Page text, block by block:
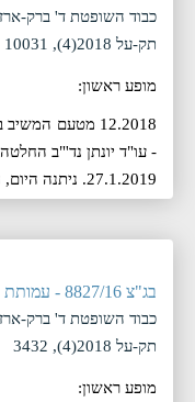
כבוד השופטת ד' ברק-ארז
תק-על 2018(4), 10031
מופע ראשון:
12.2018 מטעם המשיב בשם העותרת - עו"ד
- עו"ד יונתן נד'"ב
27.1.2019. ניתנה היום, ‏ה' בטבת התשע"ט (‏13.12.2018).
בג"צ 8827/16 - עמותת נפש החיים נ' המנהל האזרחי באיו"ש
כבוד השופטת ד' ברק-ארז
תק-על 2018(4), 3432
מופע ראשון: